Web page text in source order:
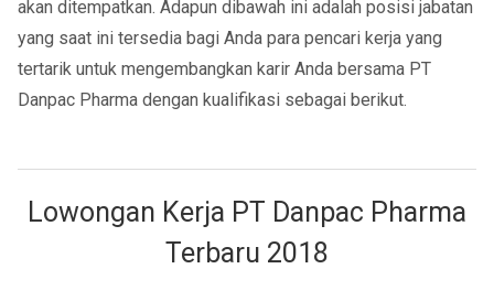
akan ditempatkan. Adapun dibawah ini adalah posisi jabatan
yang saat ini tersedia bagi Anda para pencari kerja yang
tertarik untuk mengembangkan karir Anda bersama PT
Danpac Pharma dengan kualifikasi sebagai berikut.
Lowongan Kerja PT Danpac Pharma
Terbaru 2018